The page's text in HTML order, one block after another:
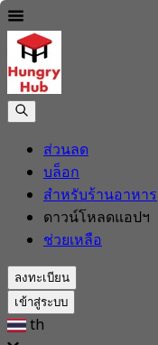
ส่วนลด
บล็อก
สำหรับร้านอาหาร
ดาวน์โหลดแอปฯ
ช่วยเหลือ
ลงทะเบียน
เข้าสู่ระบบ
th